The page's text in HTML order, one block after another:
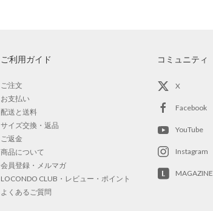
ご利用ガイド
ご注文
お支払い
配送と送料
サイズ交換・返品
ご返金
商品について
会員登録・メルマガ
LOCONDO CLUB・レビュー・ポイント
よくあるご質問
コミュニティ
X
Facebook
YouTube
Instagram
MAGAZINE